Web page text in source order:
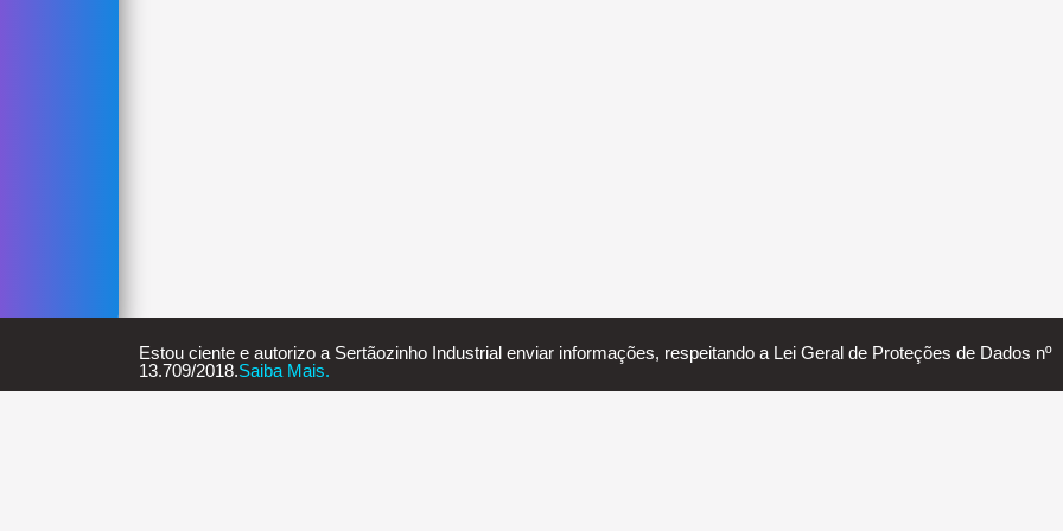
Estou ciente e autorizo a Sertãozinho Industrial enviar informações, respeitando a Lei Geral de Proteções de Dados nº
13.709/2018.Saiba Mais.